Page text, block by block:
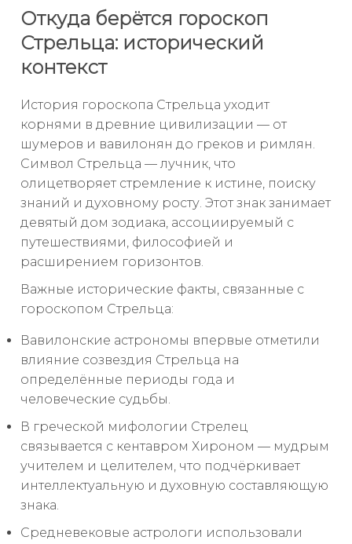
Откуда берётся гороскоп
Стрельца: исторический
контекст
История гороскопа Стрельца уходит
корнями в древние цивилизации — от
шумеров и вавилонян до греков и римлян.
Символ Стрельца — лучник, что
олицетворяет стремление к истине, поиску
знаний и духовному росту. Этот знак занимает
девятый дом зодиака, ассоциируемый с
путешествиями, философией и
расширением горизонтов.
Важные исторические факты, связанные с
гороскопом Стрельца:
Вавилонские астрономы впервые отметили
влияние созвездия Стрельца на
определённые периоды года и
человеческие судьбы.
В греческой мифологии Стрелец
связывается с кентавром Хироном — мудрым
учителем и целителем, что подчёркивает
интеллектуальную и духовную составляющую
знака.
Средневековые астрологи использовали